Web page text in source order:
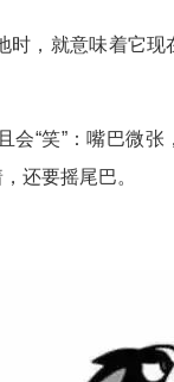
，就意味着它现
“笑”：嘴巴微张
还要摇尾巴。